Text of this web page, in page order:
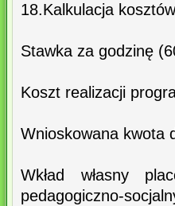
18.Kalkulacja
Stawka za godzinę
Koszt realizacji
Wnioskowana kwota
Wkład własny
pedagogiczno-